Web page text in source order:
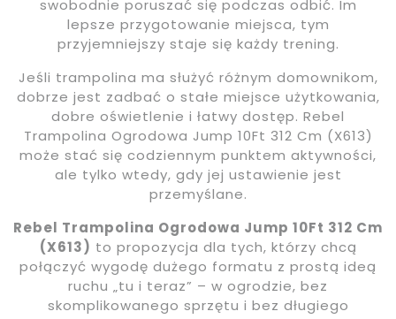
swobodnie poruszać się podczas odbić. Im
lepsze przygotowanie miejsca, tym
przyjemniejszy staje się każdy trening.
Jeśli trampolina ma służyć różnym domownikom,
dobrze jest zadbać o stałe miejsce użytkowania,
dobre oświetlenie i łatwy dostęp. Rebel
Trampolina Ogrodowa Jump 10Ft 312 Cm (X613)
może stać się codziennym punktem aktywności,
ale tylko wtedy, gdy jej ustawienie jest
przemyślane.
Rebel Trampolina Ogrodowa Jump 10Ft 312 Cm
(X613) to propozycja dla tych, którzy chcą
połączyć wygodę dużego formatu z prostą ideą
ruchu „tu i teraz” – w ogrodzie, bez
skomplikowanego sprzętu i bez długiego